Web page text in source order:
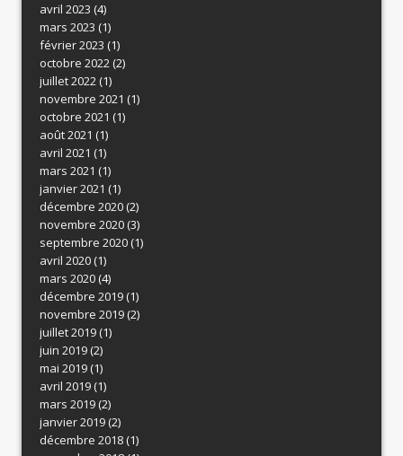
avril 2023 (4)
mars 2023 (1)
février 2023 (1)
octobre 2022(2)
juillet 2022(1)
novembre 2021 (1)
octobre 2021 (1)
août 2021 (1)
avril 2021 (1)
mars 2021 (1)
janvier 2021 (1)
décembre 2020(2)
novembre 2020(3)
septembre 2020(1)
avril 2020(1)
mars 2020(4)
décembre 2019(1)
novembre 2019(2)
juillet 2019(1)
juin 2019(2)
mai 2019(1)
avril 2019(1)
mars 2019(2)
janvier 2019(2)
décembre 2018(1)